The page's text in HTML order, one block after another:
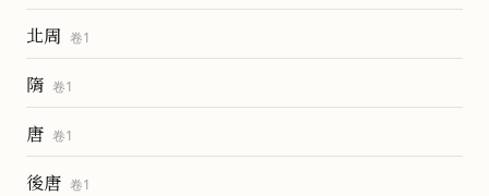
北周 卷1
隋 卷1
唐 卷1
後唐 卷1